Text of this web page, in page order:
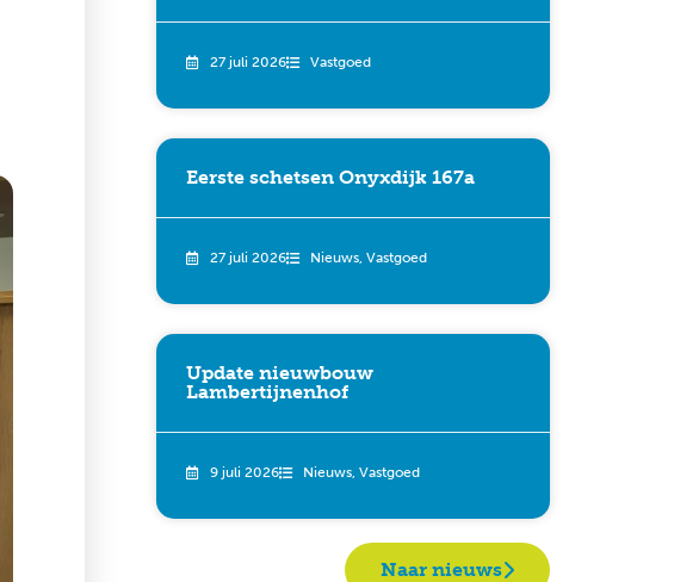
27 juli 2026 Vastgoed
Eerste schetsen Onyxdijk 167a
27 juli 2026 Nieuws, Vastgoed
Update nieuwbouw
Lambertijnenhof
9 juli 2026 Nieuws, Vastgoed
Naar nieuws